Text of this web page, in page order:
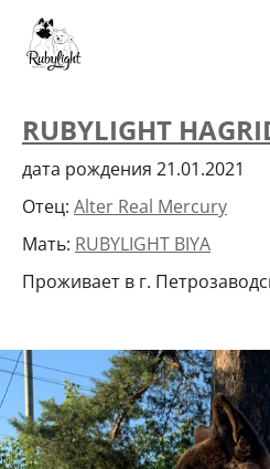
RUBYLIGHT
дата рождения 21.01.2021
Отец: Alter Real Mercury
Мать: RUBYLIGHT BIYA
Проживает в г.